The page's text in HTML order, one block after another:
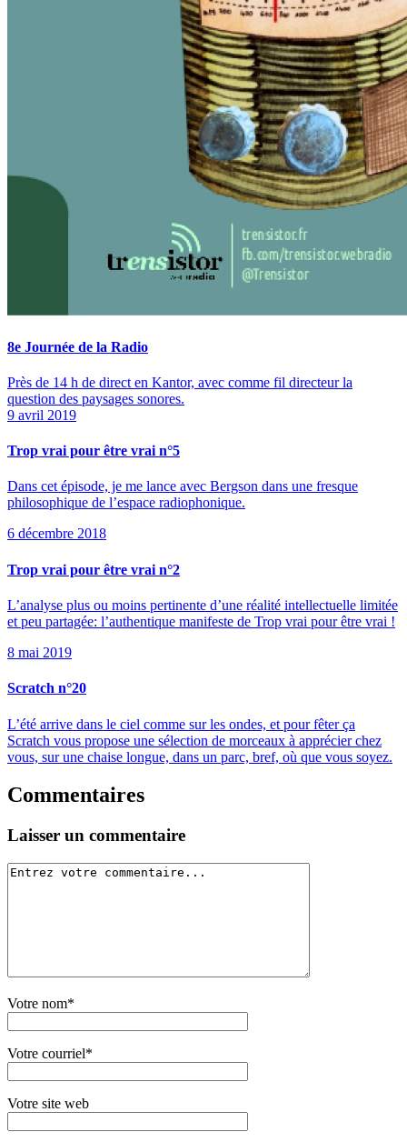
8e Journée de la Radio
Près de 14 h de direct en Kantor, avec comme fil directeur la
question des paysages sonores.
9 avril 2019
Trop vrai pour être vrai n°5
Dans cet épisode, je me lance avec Bergson dans une fresque
philosophique de l’espace radiophonique.
6 décembre 2018
Trop vrai pour être vrai n°2
L’analyse plus ou moins pertinente d’une réalité intellectuelle limitée
et peu partagée: l’authentique manifeste de Trop vrai pour être vrai !
8 mai 2019
Scratch n°20
L’été arrive dans le ciel comme sur les ondes, et pour fêter ça
Scratch vous propose une sélection de morceaux à apprécier chez
vous, sur une chaise longue, dans un parc, bref, où que vous soyez.
Commentaires
Laisser un commentaire
Votre nom*
Votre courriel*
Votre site web